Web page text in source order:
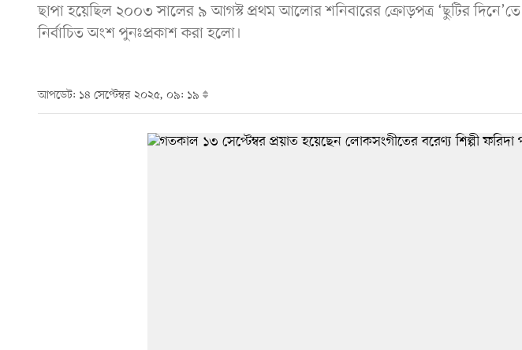
ছাপা হয়েছিল ২০০৩ সালের ৯ আগস্ট প্রথম আলোর শনিবারের ক্রোড়পত্র ‘ছুটির দিনে’তে।
নির্বাচিত অংশ পুনঃপ্রকাশ করা হলো।
আপডেট: ১৪ সেপ্টেম্বর ২০২৫, ০৯: ১৯